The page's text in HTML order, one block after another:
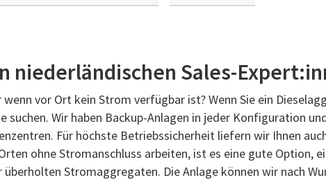
Sales-
vor Ort kein Strom verfügbar ist? Wenn Sie ein
Wir haben Backup-Anlagen in jeder Konfiguration
Für höchste Betriebssicherheit liefern wir Ihnen
ohne Stromanschluss arbeiten, ist es eine gute Option,
Stromaggregaten. Die Anlage können wir nach